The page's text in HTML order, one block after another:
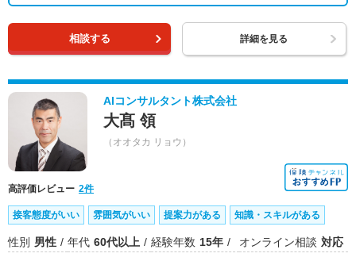
相談する 詳細を見る
AIコンサルタント株式会社
大髙 領
（オオタカ リョウ）
高評価レビュー 2件
接客態度がいい 雰囲気がいい 提案力がある 知識・スキルがある
性別 男性 年代 60代以上 経験年数 15年 オンライン相談 対応